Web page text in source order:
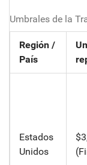
Umbrales de la
Región /
País
Estados
Unidos